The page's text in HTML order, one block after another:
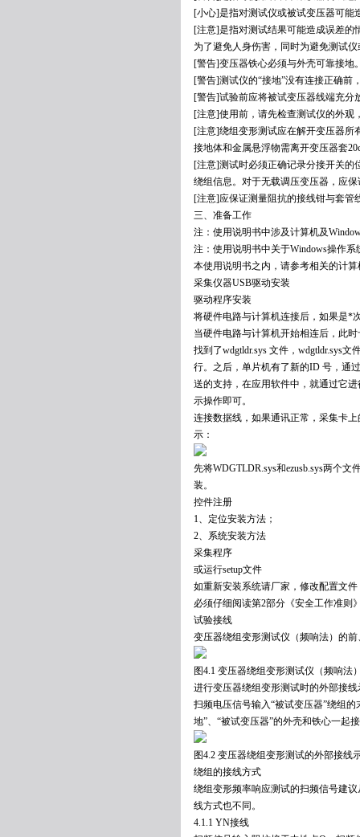
[小心]是指对测试仪或被试变压器可能
[注意]是指对测试结果可能造成误差的
为了避免人身伤害，同时为避免测试
[警告]变压器铁心必须与外壳可靠接地
[警告]测试仪的“接地”没有连接正确前
[警告]试验前应将被试变压器线端充分
[注意]使用前，请先检查测试仪的外观
[注意]绕组变形测试应在解开变压器所
接地体和金属悬浮物需离开变压器套
[注意]测试时必须正确记录分接开关的
绕组信息。对于无载调压变压器，应
[注意]应保证测量阻抗的接线钳与套管
三、准备工作
注：使用说明书中涉及计算机及
注：使用说明书中关于Windows操作
本使用说明书之内，请参考相关的计算
采集仪器USB驱动安装
驱动程序安装
将硬件电路与计算机连接后，如果是*
当硬件电路与计算机开始相连后，此
找到了wdgtldr.sys 文件，wdgtldr.sys
行。之后，单片机有了新的ID 号，通
送的支持，在应用软件中，就通过它
示操作即可。
连接数据线，如果通讯正常，采集卡
示：
先将WDGTLDR.sys和ezusb.sys两个
装。
控件注册
1、定位安装方法；
2、系统安装方法
采集程序
或运行setup文件
如重新安装系统请厂家，修改配置文
必须仔细阅读第2部分《安全工作准则
试验接线
变压器绕组变形测试仪（频响法）的
图4.1 变压器绕组变形测试仪（频响法
进行变压器绕组变形测试时的外部接
扫频电压信号输入“被试变压器”绕组
地”、“被试变压器”的外壳和铁心一起
图4.2 变压器绕组变形测试的外部接线
绕组的接线方式
绕组变形频率响应测试的扫频信号建
线方式也不同。
4.1.1 YN接线